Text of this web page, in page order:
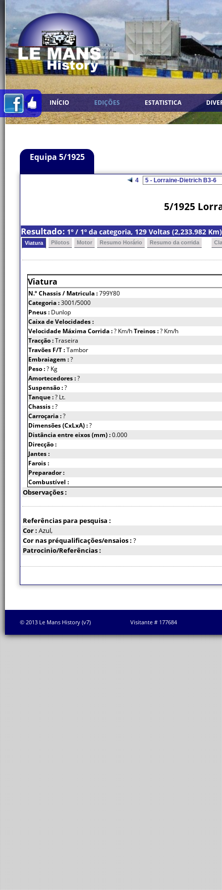
INÍCIO EDIÇÕES ESTATISTICA
Equipa 5/1925
4
5/1925
Resultado: 1º / 1º da categoria, 129 Voltas (2,233.982
Viatura Pilotos Motor Resumo Horário Resumo da corrida
Viatura
N.º Chassis/ Matricula :799Y80
Categoria :3001/5000
Pneus : Dunlop
Caixa de Velocidades :
Velocidade Máxima Corrida :? Km/hTreinos :? Km/h
Tracção :Traseira
Travões F/T :Tambor
Embraiagem :?
Peso :? Kg
Amortecedores :?
Suspensão :?
Tanque :? Lt.
Chassis :?
Carroçaria :?
Dimensões (CxLxA) :?
Distância entre eixos (mm) :0.000
Direcção :
Jantes :
Farois :
Preparador :
Combustível :
Observações :
Referências para pesquisa :
Cor : Azul,
Cor nas préqualificações/ensaios : ?
Patrocinio/Referências :
© 2013 Le Mans History (v7) Visitante # 177684